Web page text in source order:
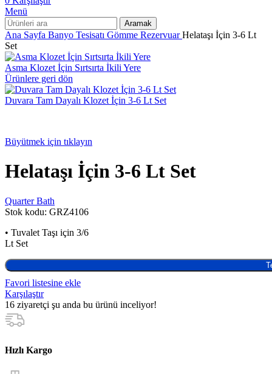
Menü
Aramak
Ana Sayfa Banyo Tesisatı Gömme RezervuarHelataşı İçin 3-6 Lt
Set
Asma Klozet İçin Sırtsırta İkili Yere
Ürünlere geri dön
Duvara Tam Dayalı Klozet İçin 3-6 Lt Set
Büyütmek için tıklayın
Helataşı İçin 3-6 Lt Set
Quarter Bath
Stok kodu: GRZ4106
• Tuvalet Taşı için 3/6
Lt Set
Favori listesine ekle
Karşılaştır
16 ziyaretçi şu anda bu ürünü inceliyor!
Hızlı Kargo